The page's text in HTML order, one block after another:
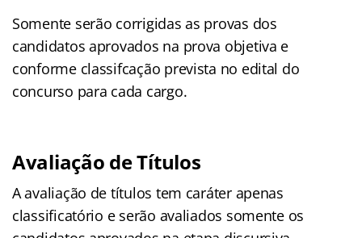
Somente serão corrigidas as provas dos
candidatos aprovados na prova objetiva e
conforme classifcação prevista no edital do
concurso para cada cargo.
Avaliação de Títulos
A avaliação de títulos tem caráter apenas
classificatório e serão avaliados somente os